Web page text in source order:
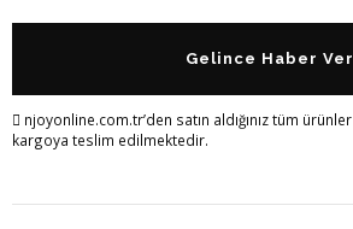
Gelince Haber Ver
njoyonline.com.tr’den satın aldığınız tüm ürünler
kargoya teslim edilmektedir.